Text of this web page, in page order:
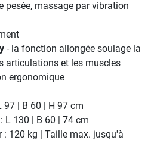
pesée, massage par vibration
- la fonction allongée soulage la
articulations et les muscles
ergonomique
| B 60 | H 97 cm
L 130 | B 60 | 74 cm
120 kg | Taille max. jusqu'à